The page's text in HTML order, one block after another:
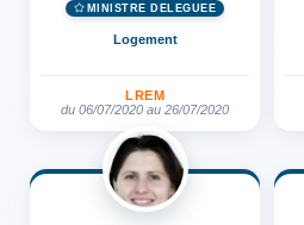
MINISTRE DÉLÉGUÉE
Logement
LREM
du 06/07/2020 au 26/07/2020